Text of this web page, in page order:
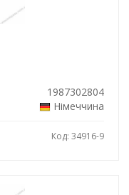
1987302804
Німеччина
Код: 34916-9